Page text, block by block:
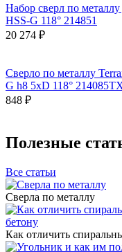
Набор сверл по
HSS-G 118° 214851
20 274 ₽
Сверло по металлу
G h8 5xD 118°
848 ₽
Полезные
Все статьи
Сверла по металлу
Как отличить